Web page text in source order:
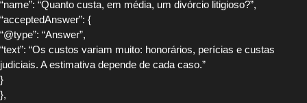
“name”: “Quanto custa, em média, um divórcio litigioso?”,
“acceptedAnswer”: {
“@type”: “Answer”,
“text”: “Os custos variam muito: honorários, perícias e custas
judiciais. A estimativa depende de cada caso.”
}
},